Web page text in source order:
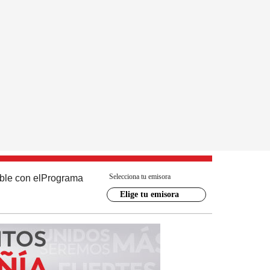
con el Programa Selecciona tu emisora
Elige tu emisora